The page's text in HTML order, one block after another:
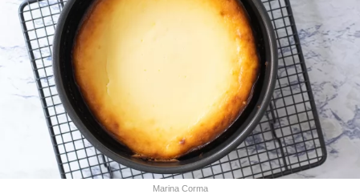
Marina Corma